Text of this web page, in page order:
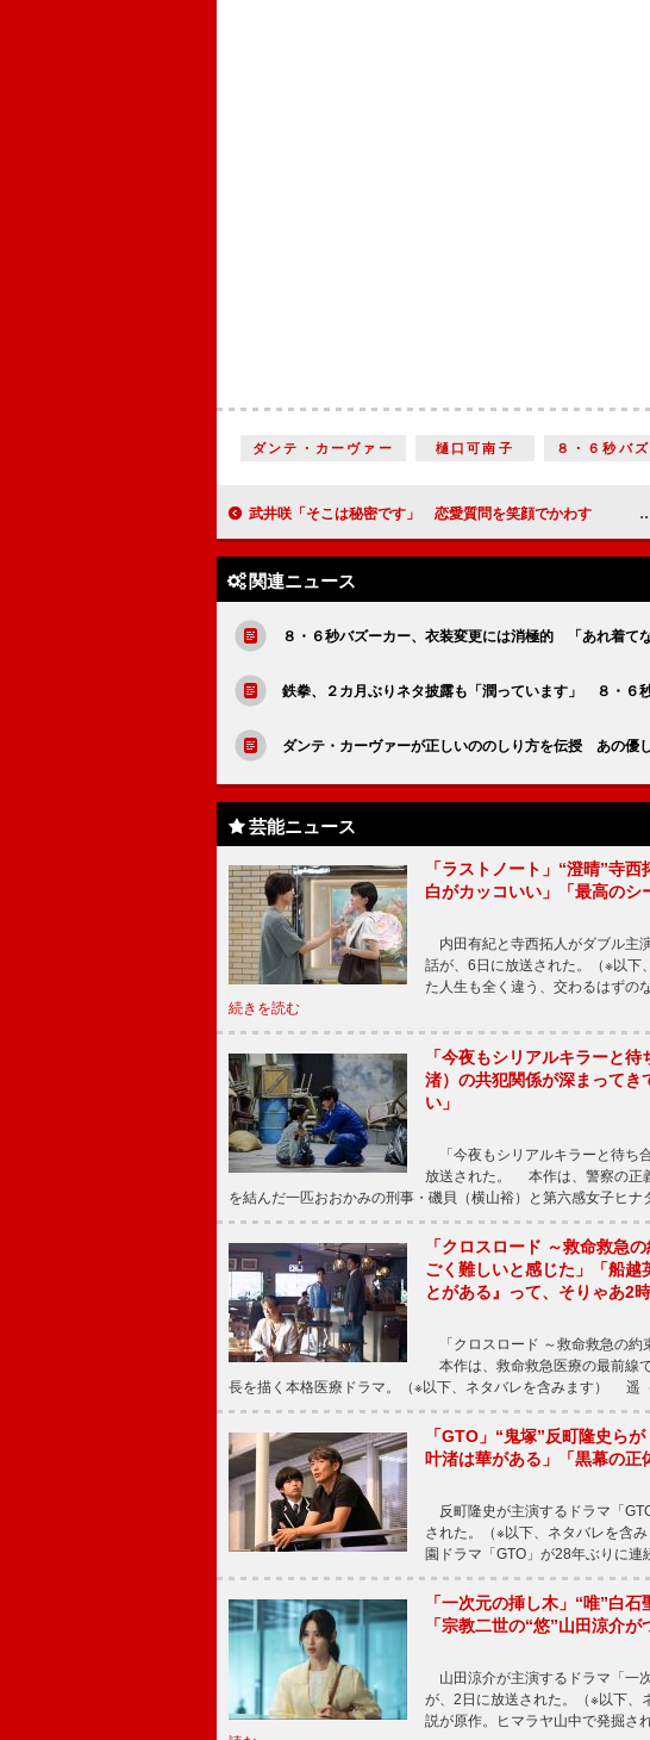
ダンテ・カーヴァー 樋口可南子 ８・６秒バ
武井咲「そこは秘密です」 恋愛質問を笑顔でかわす
関連ニュース
８・６秒バズーカー、衣装変更には消極的 「あれ着て
鉄拳、２カ月ぶりネタ披露も「潤っています」 ８・６
ダンテ・カーヴァーが正しいののしり方を伝授 あの優
芸能ニュース
「ラストノート」“澄晴”寺
白がカッコいい」「最高のシ
内田有紀と寺西拓人がダブル主
話が、6日に放送された。（※以
た人生も全く違う、交わるはずの
続きを読む
「今夜もシリアルキラーと
渚）の共犯関係が深まってき
い」
「今夜もシリアルキラーと待ち
放送された。 本作は、警察の正
を結んだ一匹おおかみの刑事・磯貝（横山裕）と第六感女子ヒ
「クロスロード ～救命救急
ごく難しいと感じた」「船越
とがある』って、そりゃあ2
「クロスロード ～救命救急の約
本作は、救命救急医療の最前線
長を描く本格医療ドラマ。（※以下、ネタバレを含みます） 遥
「GTO」“鬼塚”反町隆史ら
叶渚は華がある」「黒幕の正
反町隆史が主演するドラマ「
された。（※以下、ネタバレを含
園ドラマ「GTO」が28年ぶりに
「一次元の挿し木」“唯”白
「宗教二世の“悠”山田涼介が
山田涼介が主演するドラマ「一
が、2日に放送された。（※以下
説が原作。ヒマラヤ山中で発掘さ